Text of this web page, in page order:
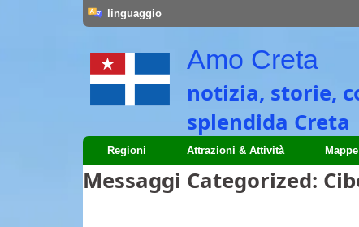
linguaggio
Amo Creta
notizia, storie,
splendida Creta
Regioni Attrazioni & Attività
Messaggi Categorized: